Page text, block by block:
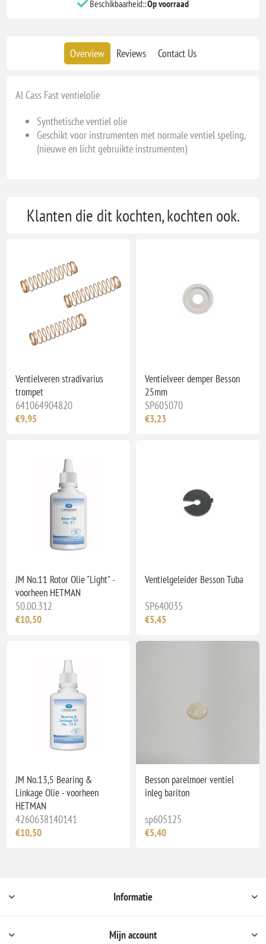
Beschikbaarheid::Op voorraad
Overview Reviews Contact Us
Al Cass Fast ventielolie
Synthetische ventiel olie
Geschikt voor instrumenten met normale ventiel speling,
(nieuwe en licht gebruikte instrumenten)
Klanten die dit kochten, kochten ook.
Ventielveren stradivarius
trompet
641064904820
€9,95
Ventielveer demper Besson
25mm
SP605070
€3,23
JM No.11 Rotor Olie "Light" -
voorheen HETMAN
50.00.312
€10,50
Ventielgeleider Besson Tuba
SP640035
€5,45
JM No.13,5 Bearing &
Linkage Olie - voorheen
HETMAN
4260638140141
€10,50
Besson parelmoer ventiel
inleg bariton
sp605125
€5,40
Informatie
Mijn account